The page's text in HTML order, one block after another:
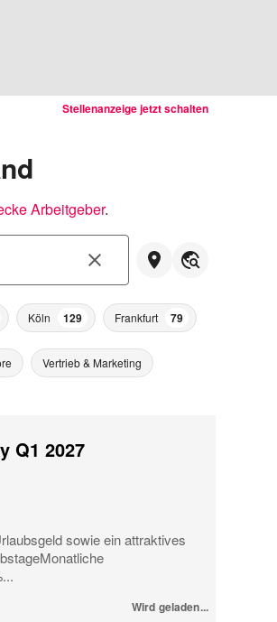
Stellenanzeige jetzt schalten
Arbeitgeber.
Köln 129 Frankfurt 79
Vertrieb & Marketing
Q1 2027
sowie ein attraktives
Wird geladen...